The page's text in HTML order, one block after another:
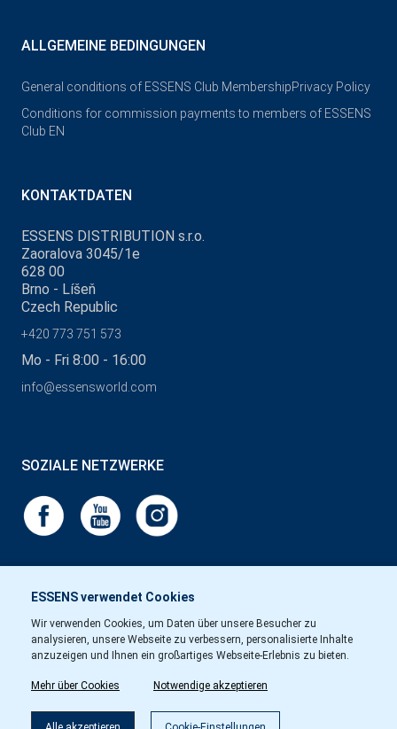
ESSENS verwendet Cookies
Wir verwenden Cookies, um Daten über unsere Besucher zu
analysieren, unsere Webseite zu verbessern, personalisierte Inhalte
anzuzeigen und Ihnen ein großartiges Webseite-Erlebnis zu bieten.
Mehr über Cookies Notwendige akzeptieren
ALLGEMEINE BEDINGUNGEN
General conditions of ESSENS Club MembershipPrivacy Policy
Conditions for commission payments to members of ESSENS
Club EN
KONTAKTDATEN
ESSENS DISTRIBUTION s.r.o.
Zaoralova 3045/1e
628 00
Brno - Líšeň
Czech Republic
+420 773 751 573
Mo - Fri 8:00 - 16:00
info@essensworld.com
SOZIALE NETZWERKE